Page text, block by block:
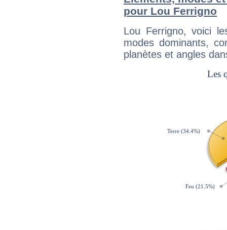
pour Lou Ferrigno
Lou Ferrigno, voici
modes dominants,
planètes et angles